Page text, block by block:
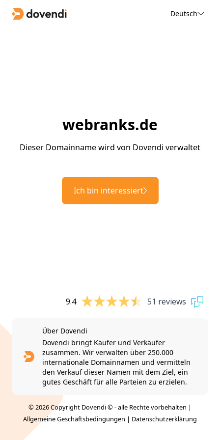
Deutsch
webranks.de
Dieser Domainname wird von Dovendi verwaltet
Ich bin interessiert
9.4 51 reviews
Über Dovendi
Dovendi bringt Käufer und Verkäufer
zusammen. Wir verwalten über 250.000
internationale Domainnamen und vermitteln
den Verkauf dieser Namen mit dem Ziel, ein
gutes Geschäft für alle Parteien zu erzielen.
© 2026 Copyright Dovendi © - alle Rechte vorbehalten |
Allgemeine Geschäftsbedingungen | Datenschutzerklärung